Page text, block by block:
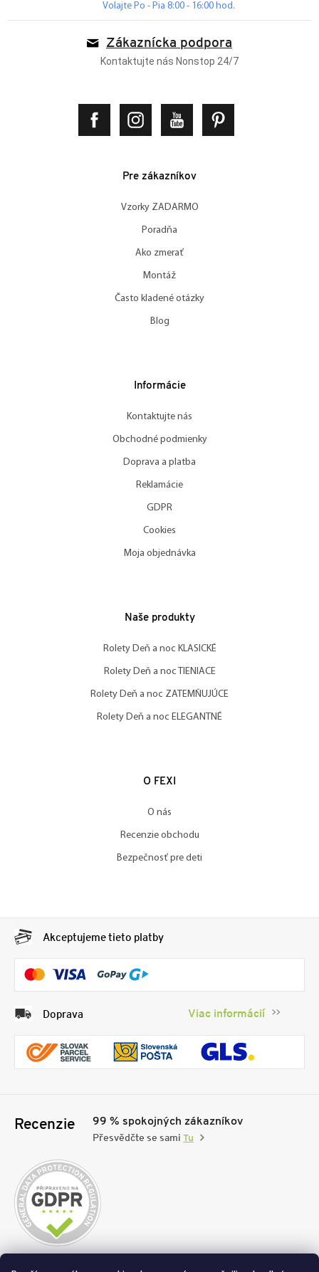
Volajte Po - Pia 8:00 - 16:00 hod.
Zákaznícka podpora
Kontaktujte nás Nonstop 24/7
Pre zákazníkov
Vzorky ZADARMO
Poradňa
Ako zmerať
Montáž
Často kladené otázky
Blog
Informácie
Kontaktujte nás
Obchodné podmienky
Doprava a platba
Reklamácie
GDPR
Cookies
Moja objednávka
Naše produkty
Rolety Deň a noc KLASICKÉ
Rolety Deň a noc TIENIACE
Rolety Deň a noc ZATEMŇUJÚCE
Rolety Deň a noc ELEGANTNÉ
O FEXI
O nás
Recenzie obchodu
Bezpečnosť pre deti
Akceptujeme tieto platby
Doprava Viac informácií
Recenzie 99 % spokojných zákazníkov
Přesvědčte se sami Tu